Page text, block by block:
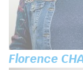
Florence